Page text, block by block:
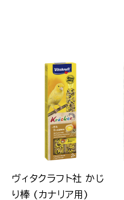
ヴィタクラフト社 かじ
り棒 (カナリア用)